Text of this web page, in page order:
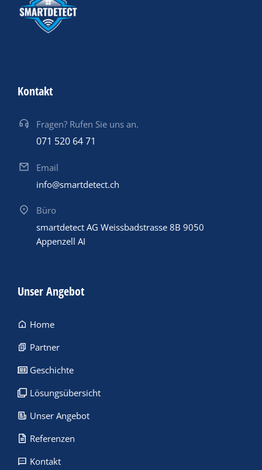
Kontakt
Fragen? Rufen Sie uns an.
071 520 64 71
Email
info@smartdetect.ch
Büro
smartdetect AG Weissbadstrasse 8B 9050
Appenzell AI
Unser Angebot
Home
Partner
Geschichte
Lösungsübersicht
Unser Angebot
Referenzen
Kontakt